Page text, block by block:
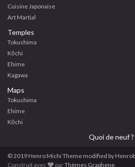
Cuisine Japonaise
Art Martial
Temples
Tokushima
Kōchi
Ehime
Kagawa
Maps
Tokushima
Ehime
Kōchi
Quoi de neuf ?
© 2019 Henro MichiTheme modified by
Construit avec
parThèmes Graphene